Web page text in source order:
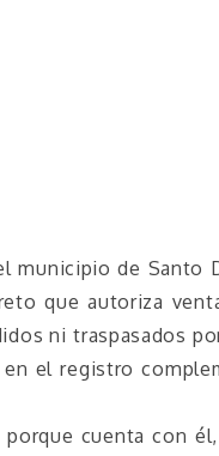
municipio de Santo
que autoriza
ni traspasados
el registro
porque cuenta con